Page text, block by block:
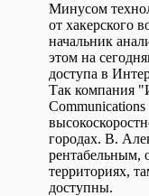
Минусом
от хакерского
начальник
этом на
доступа в
Так компания
Communications
городах. В.
рентабельным,
территориях,
доступны.